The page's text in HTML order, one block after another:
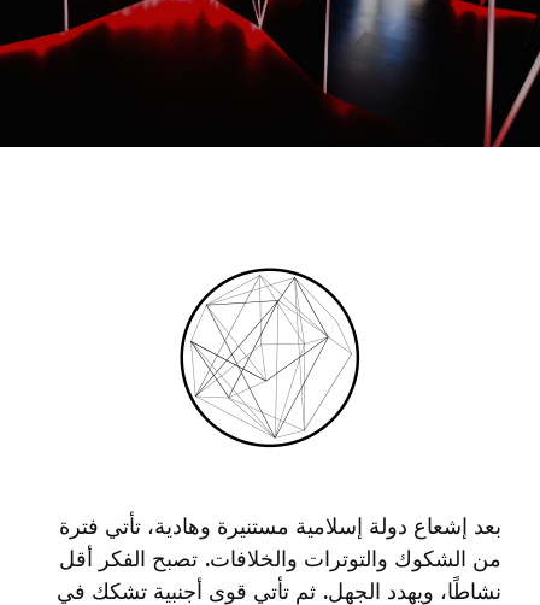
بعد إشعاع دولة إسلامية مستنيرة وهادية، تأتي فترة
من الشكوك والتوترات والخلافات. تصبح الفكر أقل
نشاطًا، ويهدد الجهل. ثم تأتي قوى أجنبية تشكك في